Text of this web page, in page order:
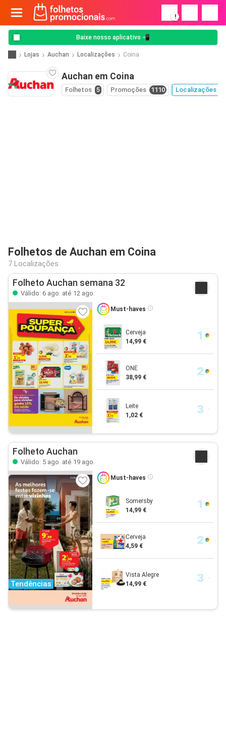
!
Baixe nosso aplicativo 📲
Lojas Auchan Localizações Coina
Auchan em Coina
Folhetos 5 Promoções 1110 Localizações
Folhetos de Auchan em Coina
7 Localizações
Folheto Auchan semana 32
Válido: 6 ago. até 12 ago.
Must-haves
Cerveja
14,99 €
ONE
38,99 €
Leite
1,02 €
Folheto Auchan
Válido: 5 ago. até 19 ago.
Tendências
Must-haves
Somersby
14,99 €
Cerveja
4,59 €
Vista Alegre
14,99 €